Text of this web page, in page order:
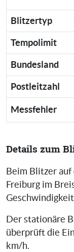
Blitzertyp
Tempolimit
Bundesland
Postleitzahl
Messfehler
Details zum
Beim Blitzer
Freiburg im
Der stationäre
überprüft die
km/h.